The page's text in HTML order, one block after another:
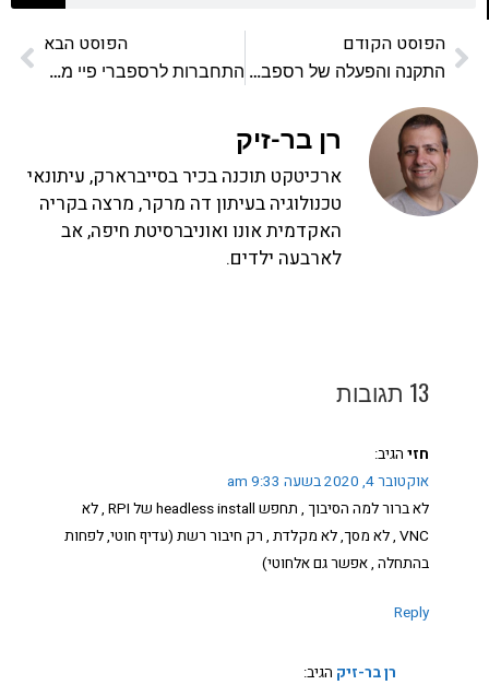
הפוסט הקודם
התקנה והפעלה של רספברי פיי
הפוסט הבא
התחברות לרספברי פיי מרחוק עם SSH
רן בר-זיק
ארכיטקט תוכנה בכיר בסייברארק, עיתונאי
טכנולוגיה בעיתון דה מרקר, מרצה בקריה
האקדמית אונו ואוניברסיטת חיפה, אב
לארבעה ילדים.
13 תגובות
חזי הגיב:
אוקטובר 4, 2020 בשעה 9:33 am
לא ברור למה הסיבוך , תחפש headless install של RPI , לא
VNC , לא מסך, לא מקלדת , רק חיבור רשת (עדיף חוטי, לפחות
בהתחלה , אפשר גם אלחוטי)
Reply
רן בר-זיק הגיב: